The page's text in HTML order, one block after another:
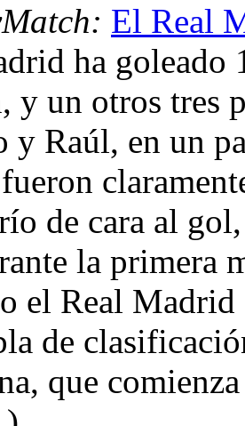
El Real
ha goleado
y un otros tres
y Raúl, en un
de cara al
la primera
el Real
de
que